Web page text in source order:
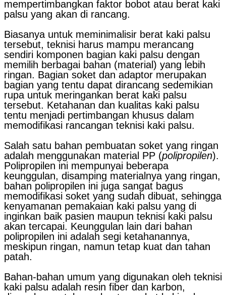
mempertimbangkan faktor bobot atau berat kaki
palsu yang akan di rancang.
Biasanya untuk meminimalisir berat kaki palsu
tersebut, teknisi harus mampu merancang
sendiri komponen bagian kaki palsu dengan
memilih berbagai bahan (material) yang lebih
ringan. Bagian soket dan adaptor merupakan
bagian yang tentu dapat dirancang sedemikian
rupa untuk meringankan berat kaki palsu
tersebut. Ketahanan dan kualitas kaki palsu
tentu menjadi pertimbangan khusus dalam
memodifikasi rancangan teknisi kaki palsu.
Salah satu bahan pembuatan soket yang ringan
adalah menggunakan material PP (polipropilen).
Polipropilen ini mempunyai beberapa
keunggulan, disamping materialnya yang ringan,
bahan polipropilen ini juga sangat bagus
memodifikasi soket yang sudah dibuat, sehingga
kenyamanan pemakaian kaki palsu yang di
inginkan baik pasien maupun teknisi kaki palsu
akan tercapai. Keunggulan lain dari bahan
polipropilen ini adalah segi ketahanannya,
meskipun ringan, namun tetap kuat dan tahan
patah.
Bahan-bahan umum yang digunakan oleh teknisi
kaki palsu adalah resin fiber dan karbon,